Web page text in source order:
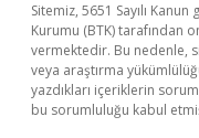
Sitemiz, 5651 Sayılı
Kurumu (BTK) tarafından
vermektedir. Bu nedenle,
veya araştırma
yazdıkları içeriklerin
bu sorumluluğu kabul